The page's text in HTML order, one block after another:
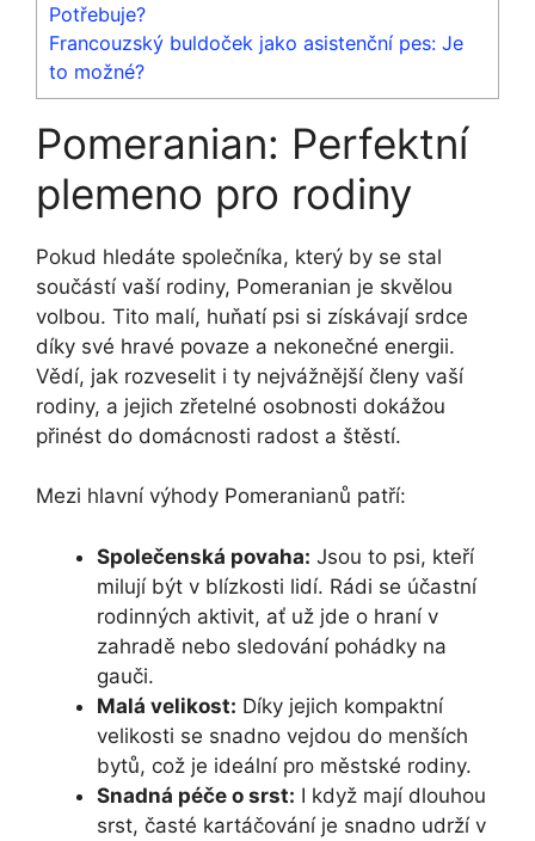
Potřebuje?
Francouzský buldoček jako asistenční pes: Je
to možné?
Pomeranian: Perfektní
plemeno pro rodiny
Pokud hledáte společníka, který by se stal
součástí vaší rodiny, Pomeranian je skvělou
volbou. Tito malí, huňatí psi si získávají srdce
díky své hravé povaze a nekonečné energii.
Vědí, jak rozveselit i ty nejvážnější členy vaší
rodiny, a jejich zřetelné osobnosti dokážou
přinést do domácnosti radost a štěstí.
Mezi hlavní výhody Pomeranianů patří:
Společenská povaha: Jsou to psi, kteří
milují být v blízkosti lidí. Rádi se účastní
rodinných aktivit, ať už jde o hraní v
zahradě nebo sledování pohádky na
gauči.
Malá velikost: Díky jejich kompaktní
velikosti se snadno vejdou do menších
bytů, což je ideální pro městské rodiny.
Snadná péče o srst: I když mají dlouhou
srst, časté kartáčování je snadno udrží v